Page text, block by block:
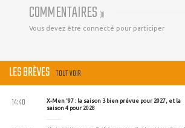
COMMENTAIRES (0)
Vous devez être connecté pour participer
LES BRÈVES TOUT VOIR
X-Men '97 : la saison 3 bien prévue pour 2027, et la
saison 4 pour 2028
14:40